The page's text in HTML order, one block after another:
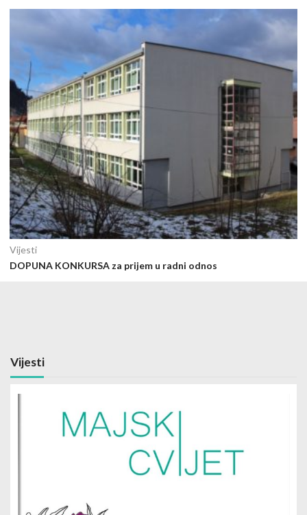
Vijesti
DOPUNA KONKURSA za prijem u radni odnos
Vijesti